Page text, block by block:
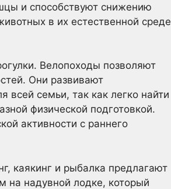
и способствуют снижению
в их естественной среде
Велопоходы позволяют
Они развивают
всей семьи, так как легко найти
физической подготовкой.
активности с раннего
каякинг и рыбалка предлагают
на надувной лодке, который